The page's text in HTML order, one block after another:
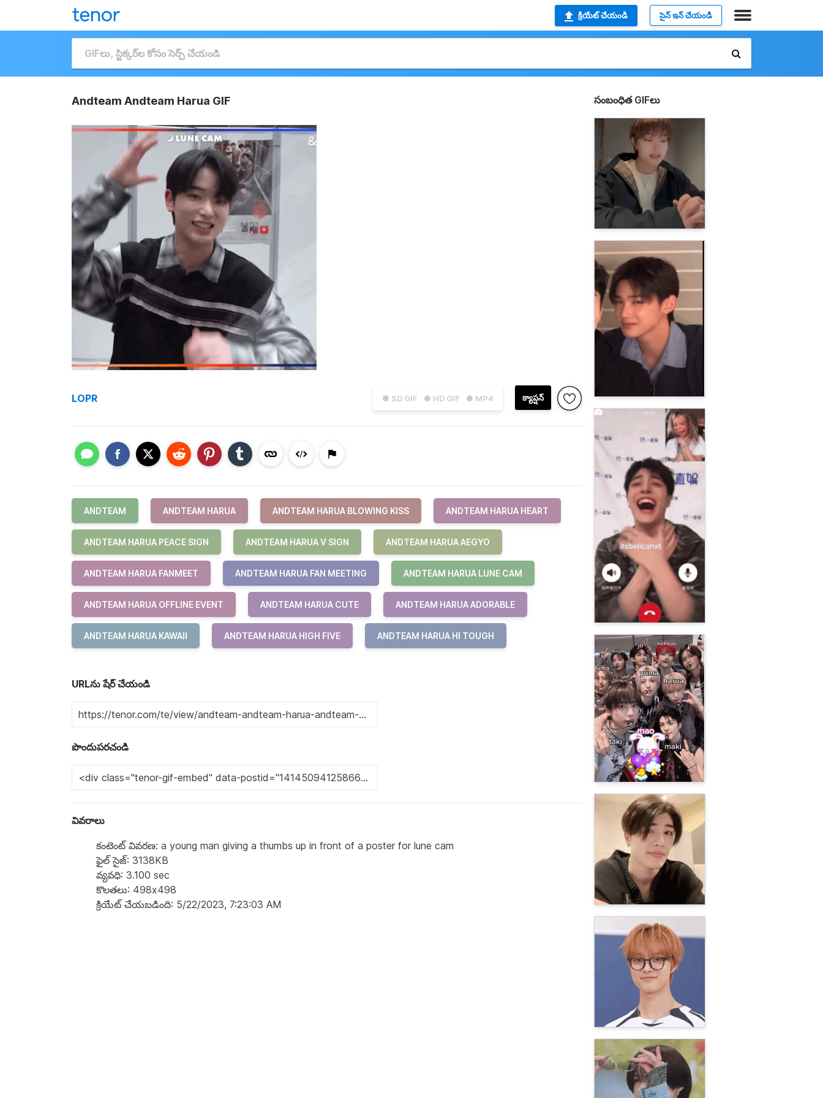
క్రియేట్ చేయండి సైన్ ఇన్ చేయండి
Andteam Andteam Harua GIF
● SD GIF ● HD GIF ● MP4 క్యాప్షన్
LOPR
ANDTEAM ANDTEAM HARUA ANDTEAM HARUA BLOWING KISS ANDTEAM HARUA HEART
ANDTEAM HARUA PEACE SIGN ANDTEAM HARUA V SIGN ANDTEAM HARUA AEGYO
ANDTEAM HARUA FANMEET ANDTEAM HARUA FAN MEETING ANDTEAM HARUA LUNE CAM
ANDTEAM HARUA OFFLINE EVENT ANDTEAM HARUA CUTE ANDTEAM HARUA ADORABLE
ANDTEAM HARUA KAWAII ANDTEAM HARUA HIGH FIVE ANDTEAM HARUA HI TOUGH
URLను షేర్ చేయండి
పొందుపరచండి
వివరాలు
కంటెంట్ వివరణ: a young man giving a thumbs up in front of a poster for lune cam
ఫైల్ సైజ్: 3138KB
వ్యవధి: 3.100 sec
కొలతలు: 498x498
క్రియేట్ చేయబడింది: 5/22/2023, 7:23:03 AM
సంబంధిత GIFలు